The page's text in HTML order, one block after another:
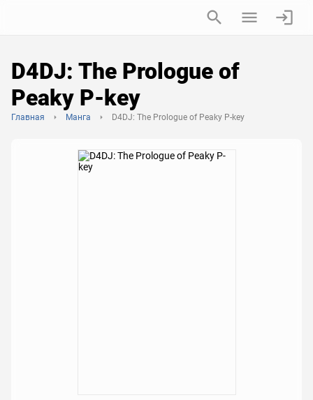
D4DJ: The Prologue of
Peaky P-key
Главная Манга D4DJ: The Prologue of Peaky P-key